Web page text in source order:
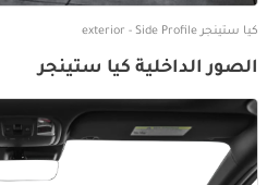
كيا ستينجر exterior - Side Profile
الصور الداخلية كيا ستينجر